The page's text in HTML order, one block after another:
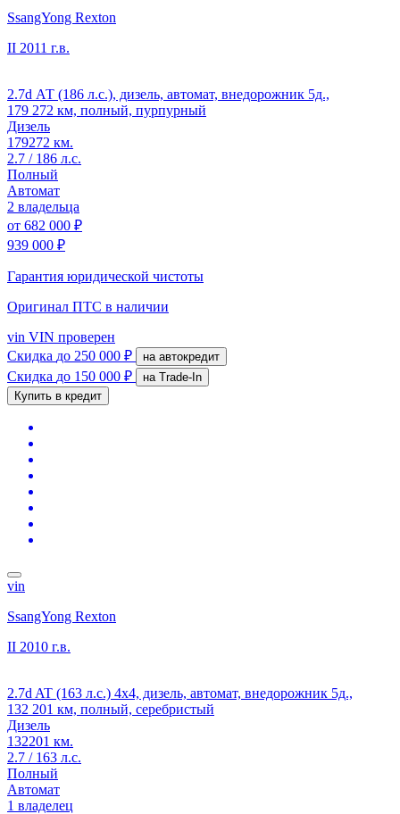
SsangYong Rexton
II 2011 г.в.
2.7d АТ (186 л.с.), дизель, автомат, внедорожник 5д.,
179 272 км, полный, пурпурный
Дизель
179272 км.
2.7 / 186 л.с.
Полный
Автомат
2 владельца
от 682 000 ₽
939 000 ₽
Гарантия юридической чистоты
Оригинал ПТС в наличии
vin VIN проверен
Скидка до 250 000 ₽ на автокредит
Скидка до 150 000 ₽
на Trade-In
Купить в кредит
vin
SsangYong Rexton
II 2010 г.в.
2.7d AT (163 л.с.) 4x4, дизель, автомат, внедорожник 5д.,
132 201 км, полный, серебристый
Дизель
132201 км.
2.7 / 163 л.с.
Полный
Автомат
1 владелец